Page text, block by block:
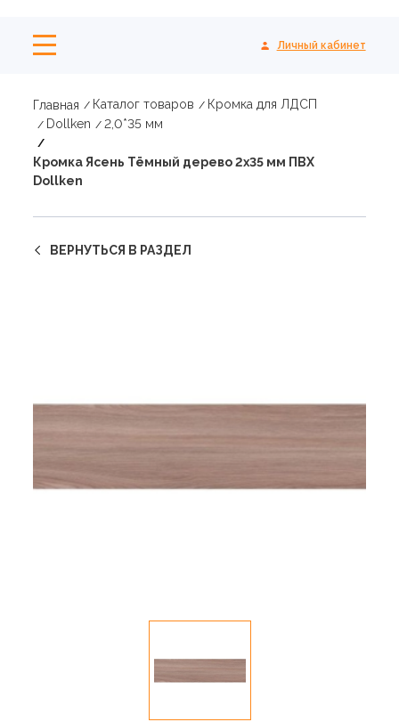
Личный кабинет
Главная Каталог товаров
Кромка для ЛДСП
Dollken
2,0*35 мм
Кромка Ясень Тёмный дерево 2х35 мм ПВХ
Dollken
ВЕРНУТЬСЯ В РАЗДЕЛ